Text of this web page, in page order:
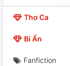
Thơ Ca
Bí Ẩn
Fanfiction